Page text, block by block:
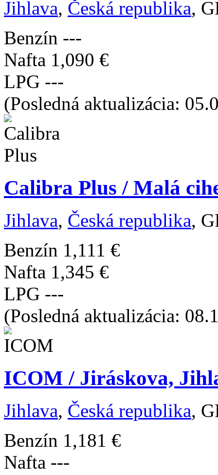
Jihlava, Česká republika,
Benzín ---
Nafta 1,090 €
LPG ---
(Posledná aktualizácia:
Calibra Plus / Malá
Jihlava, Česká republika,
Benzín 1,111 €
Nafta 1,345 €
LPG ---
(Posledná aktualizácia:
ICOM / Jiráskova,
Jihlava, Česká republika,
Benzín 1,181 €
Nafta ---